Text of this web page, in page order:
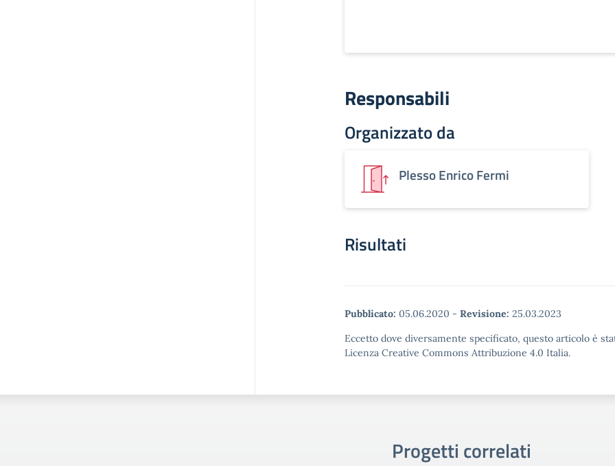
Responsabili
Organizzato da
Plesso Enrico Fermi
Risultati
Pubblicato: 05.06.2020 - Revisione: 25.03.2023
Eccetto dove diversamente specificato, questo articolo è
Licenza Creative Commons Attribuzione 4.0 Italia.
Progetti correlati